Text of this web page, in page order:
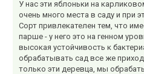
У нас эти яблоньки на
очень много места в саду и при
Сорт привлекателен тем, что
парше - у него это на генном
высокая устойчивость к
обрабатывать сад все же
только эти деревца, мы